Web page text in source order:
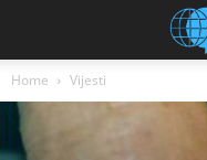
Home Vijesti